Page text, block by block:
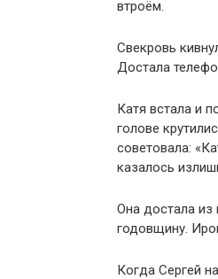
втроём.
Свекровь
Достала
Катя встала и
голове
советовала:
казалось
Она достала
годовщину.
Когда Сергей